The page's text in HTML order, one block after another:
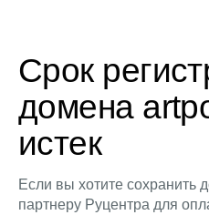
Срок
домена
истек
Если вы хотите сохранить
партнеру Руцентра для